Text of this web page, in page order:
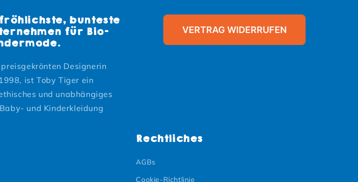
bunteste
für Bio-
Designerin
ist Toby Tiger ein
und unabhängiges
und Kinderkleidung
VERTRAG WIDERRUFEN
Rechtliches
AGBs
Cookie-Richtlinie